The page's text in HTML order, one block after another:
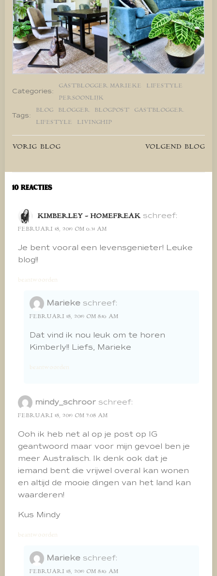
Categories:
GASTBLOGGER MARIEKE
LIFESTYLE
PERSOONLIJK
Tags:
BLOG BLOGGER BLOGPOST
GASTBLOGGER
LIFESTYLE
LIVINGHIP
Bericht
navigatie
VORIG BLOG
Bericht
navigatie
VOLGEND BLOG
10 Reacties
KIMBERLEY - HOMEFREAK schreef:
FEBRUARI 18, 2019 OM 6:31 AM
Je bent vooral een levensgenieter! Leuke
blog!!
beantwoorden
Marieke schreef:
FEBRUARI 18, 2019 OM 8:16 AM
Dat vind ik nou leuk om te horen
Kimberly!! Liefs, Marieke
beantwoorden
mindy_schroor schreef:
FEBRUARI 18, 2019 OM 7:08 AM
Ooh ik heb net al op je post op IG
geantwoord maar voor mijn gevoel ben je
meer Australisch. Ik denk ook dat je
iemand bent die vrijwel overal kan wonen
en altijd de mooie dingen van het land kan
waarderen!
Kus Mindy
beantwoorden
Marieke schreef:
FEBRUARI 18, 2019 OM 8:16 AM